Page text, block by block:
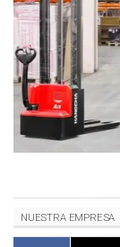
NUESTRA EMPRESA